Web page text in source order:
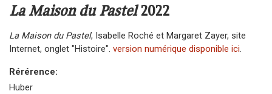
La Maison du Pastel2022
La Maison du Pastel, Isabelle Roché et Margaret Zayer, site
Internet, onglet "Histoire". version numérique disponible ici
Rérérence:
Huber